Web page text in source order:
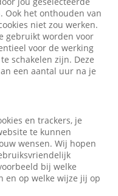
het onthouden van
niet zou werken.
gebruikt worden voor
voor de werking
schakelen zijn. Deze
een aantal uur na je
en trackers, je
te kunnen
wensen. Wij hopen
bij welke
en op welke wijze jij op